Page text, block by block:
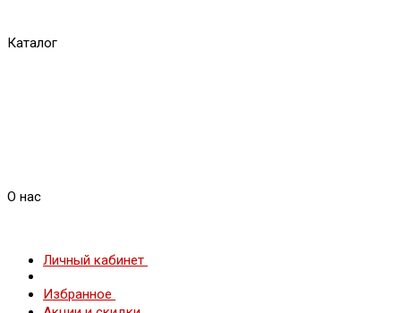
Каталог
О нас
Личный кабинет
Избранное